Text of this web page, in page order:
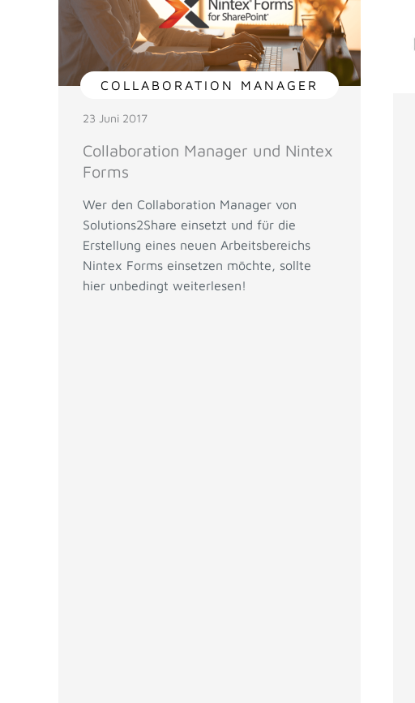
COLLABORATION MANAGER
23 Juni 2017
Collaboration Manager und Nintex
Forms
Wer den Collaboration Manager von
Solutions2Share einsetzt und für die
Erstellung eines neuen Arbeitsbereichs
Nintex Forms einsetzen möchte, sollte
hier unbedingt weiterlesen!